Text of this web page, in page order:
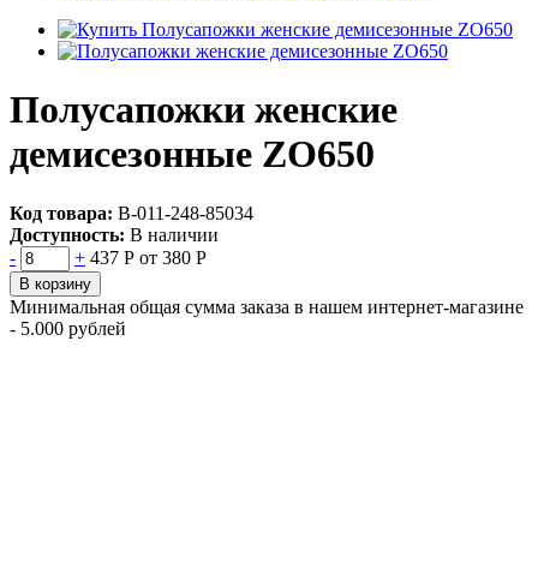
Полусапожки женские
демисезонные ZO650
Код товара: В-011-248-85034
Доступность: В наличии
-
+ 437 Р от 380 Р
В корзину
Минимальная общая сумма заказа в нашем интернет-магазине
- 5.000 рублей